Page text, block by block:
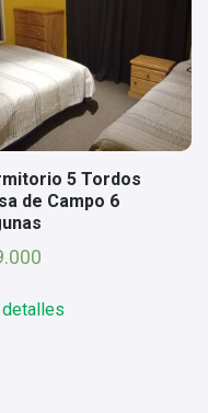
5 Tordos
de Campo 6